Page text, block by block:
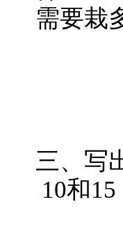
需要栽
三、写
10和